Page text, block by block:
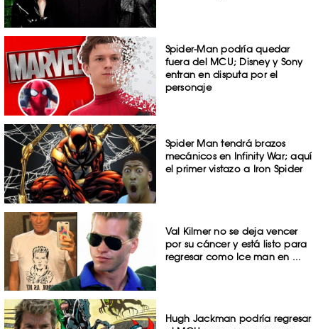
Spider-Man podría quedar
fuera del MCU; Disney y Sony
entran en disputa por el
personaje
Spider Man tendrá brazos
mecánicos en Infinity War; aquí
el primer vistazo a Iron Spider
Val Kilmer no se deja vencer
por su cáncer y está listo para
regresar como Ice man en ...
Hugh Jackman podría regresar